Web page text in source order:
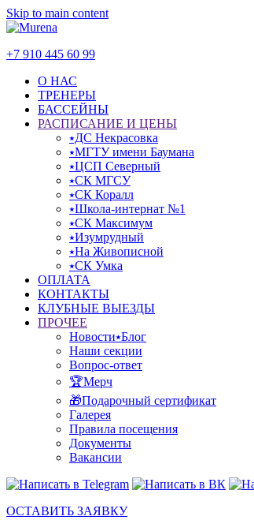
Skip to main content
+7 910 445 60 99
О НАС
ТРЕНЕРЫ
БАССЕЙНЫ
РАСПИСАНИЕ И ЦЕНЫ
⭑ДС Некрасовка
⭑МГТУ имени Баумана
⭑ЦСП Северный
⭑СК МГСУ
⭑СК Коралл
⭑Школа-интернат №1
⭑СК Максимум
⭑Изумрудный
⭑На Живописной
⭑СК Умка
ОПЛАТА
КОНТАКТЫ
КЛУБНЫЕ ВЫЕЗДЫ
ПРОЧЕЕ
Новости⭑Блог
Наши секции
Вопрос-ответ
🏆Мерч
🎁Подарочный сертификат
Галерея
Правила посещения
Документы
Вакансии
ОСТАВИТЬ ЗАЯВКУ